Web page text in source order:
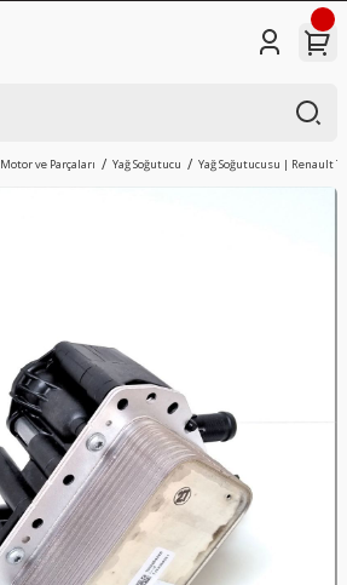
Motor ve Parçaları Yağ Soğutucu Yağ Soğutucusu | Renault